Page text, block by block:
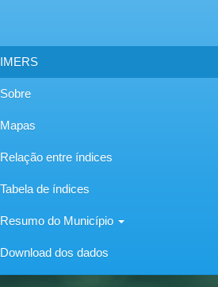
IMERS
Sobre
Mapas
Relação entre índices
Tabela de índices
Resumo do Município
Download dos dados